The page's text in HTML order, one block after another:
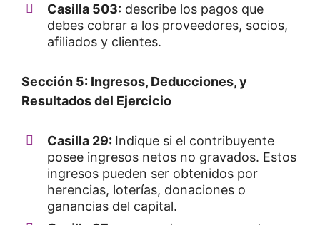
Casilla 503: describe los pagos que
debes cobrar a los proveedores, socios,
afiliados y clientes.
Sección 5: Ingresos, Deducciones, y
Resultados del Ejercicio
Casilla 29: Indique si el contribuyente
posee ingresos netos no gravados. Estos
ingresos pueden ser obtenidos por
herencias, loterías, donaciones o
ganancias del capital.